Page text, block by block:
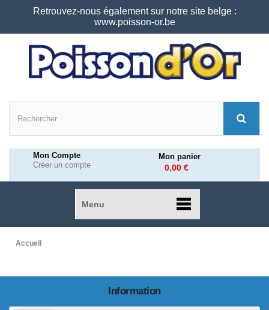
Retrouvez-nous également sur notre site belge :
www.poisson-or.be
Mon Compte
Créer un compte
Mon panier
0,00 €
Menu
Accueil
Information